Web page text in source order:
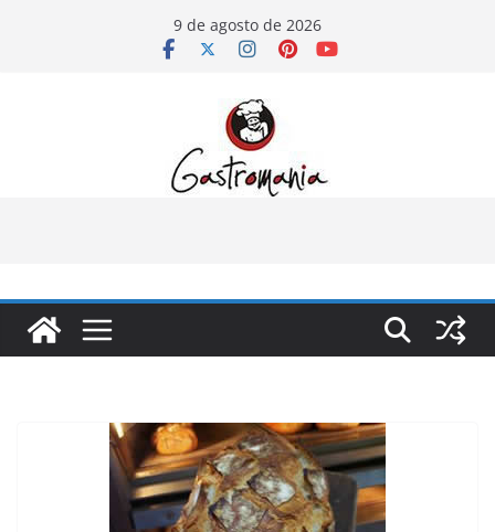
9 de agosto de 2026